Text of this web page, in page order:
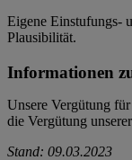
Eigene Einstufungs-
Plausibilität.
Informationen
Unsere Vergütung
die Vergütung
Stand: 09.03.2023